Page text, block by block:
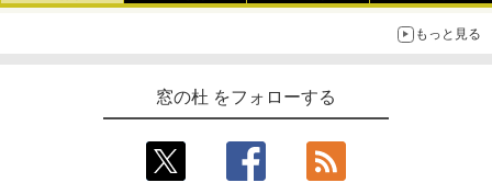
もっと見る
窓の杜 をフォローする